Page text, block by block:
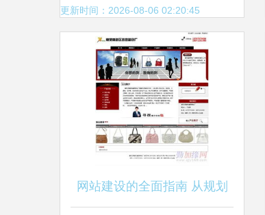
更新时间：2026-08-06 02:20:45
网站建设的全面指南 从规划